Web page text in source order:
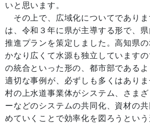
いと思います。
その上で、広域化についてでありま
は、令和３年に県が主導する形で、
推進プランを策定しました。高知県
かなり広くて水源も独立しています
の統合といった形の、都市部である
適切な事例が、必ずしも多くはあり
村の上水道事業体がシステム、さま
ーなどのシステムの共同化、資材の
めていくことで効率化を図ろうとい